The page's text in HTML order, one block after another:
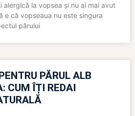
alergică la vopsea și nu ai mai avut
e că vopseaua nu este singura
părului
PĂRUL ALB
CUM ÎȚI REDAI